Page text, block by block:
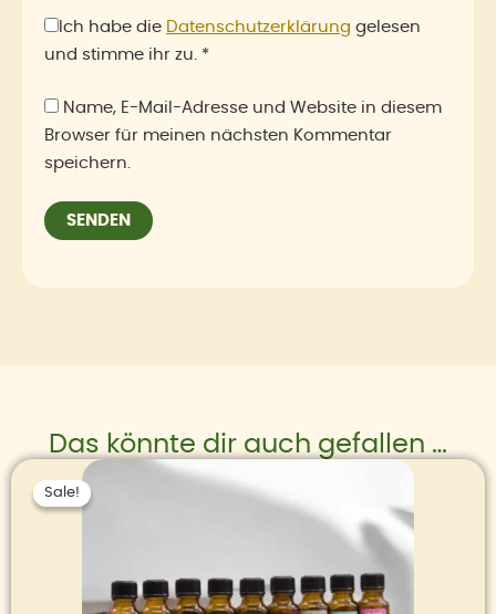
Ich habe die Datenschutzerklärung gelesen
und stimme ihr zu. *
Name, E-Mail-Adresse und Website in diesem
Browser für meinen nächsten Kommentar
speichern.
Das könnte dir auch gefallen …
Sale!
Sale!
Preis
ist:
150,00 €.